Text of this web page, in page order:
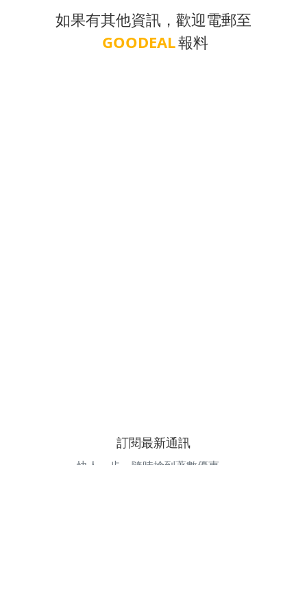
如果有其他資訊，歡迎電郵至
GOODEAL報料
訂閱最新通訊
快人一步，隨時搶到著數優惠。